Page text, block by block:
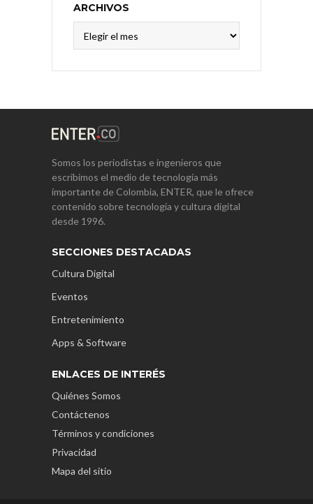
ARCHIVOS
Somos los periodistas e ingenieros que
escribimos el medio de tecnología más
importante de Colombia, ENTER, que le ofrece
contenido sobre tecnología y cultura digital
desde 1996.
SECCIONES DESTACADAS
Cultura Digital
Eventos
Entretenimiento
Apps & Software
ENLACES DE INTERÉS
Quiénes Somos
Contáctenos
Términos y condiciones
Privacidad
Mapa del sitio